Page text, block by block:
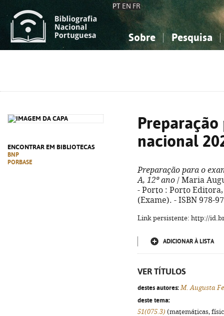
PT EN FR
Sobre Pesquisa
ENCONTRAR EM BIBLIOTECAS
BNP
PORBASE
nacional
Preparação para o
A, 12º ano / Maria
- Porto : Porto Editora,
(Exame). - ISBN 978-
Link persistente: http://
ADICIONAR À LISTA
VER TÍTULOS
destes autores: M. Augusta
deste tema:
51(075.3) (matemáticas,